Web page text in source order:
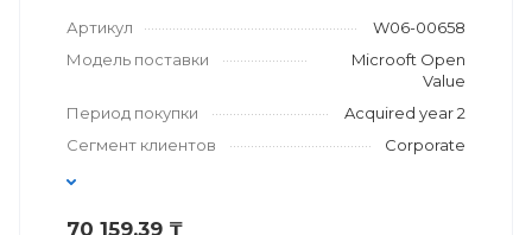
Артикул
W06-00658
Модель поставки
Microoft Open
Value
Период покупки
Acquired year 2
Сегмент клиентов
Corporate
70 159,39 ₸